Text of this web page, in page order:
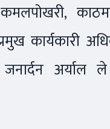
कमलपोखरी,
कार्यकारी
अर्याल